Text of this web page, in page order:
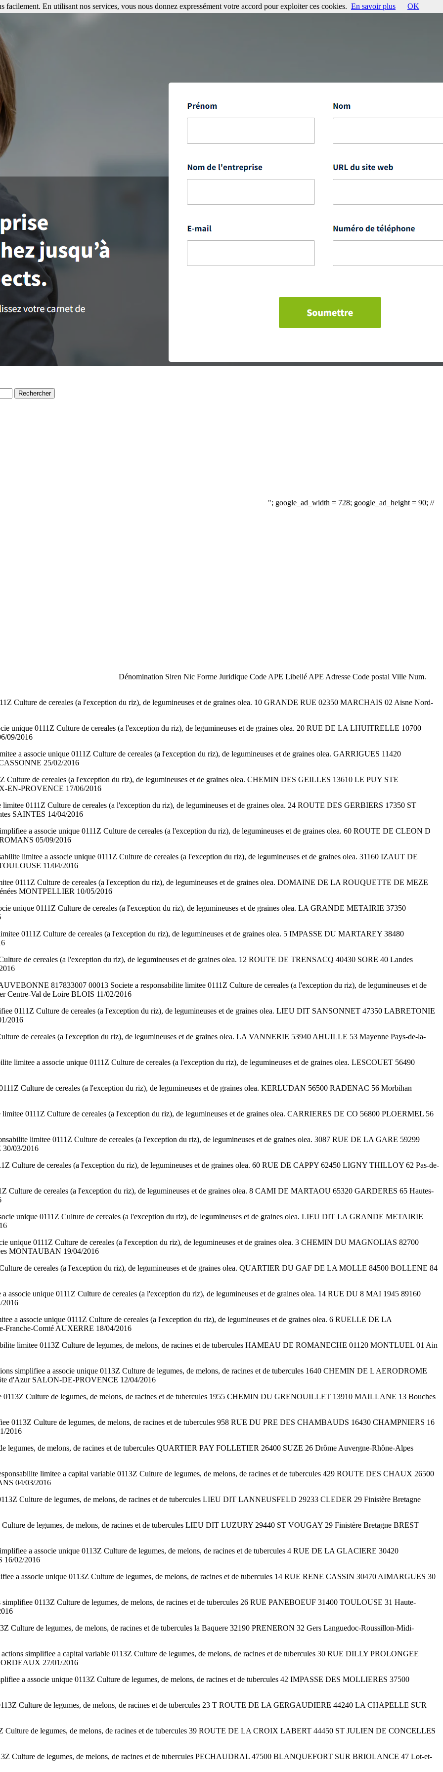
"; google_ad_width = 728; google_ad_height = 90; //
Dénomination Siren Nic Forme Juridique Code APE Libellé APE Adresse Code postal Ville Num.
Culture de cereales (a l'exception du riz), de legumineuses et de graines olea. 10 GRANDE RUE 02350 MARCHAIS 02 Aisne Nord-
unique 0111Z Culture de cereales (a l'exception du riz), de legumineuses et de graines olea. 20 RUE DE LA LHUITRELLE 10700
09/2016
a associe unique 0111Z Culture de cereales (a l'exception du riz), de legumineuses et de graines olea. GARRIGUES 11420
25/02/2016
de cereales (a l'exception du riz), de legumineuses et de graines olea. CHEMIN DES GEILLES 13610 LE PUY STE
EN-PROVENCE 17/06/2016
0111Z Culture de cereales (a l'exception du riz), de legumineuses et de graines olea. 24 ROUTE DES GERBIERS 17350 ST
SAINTES 14/04/2016
a associe unique 0111Z Culture de cereales (a l'exception du riz), de legumineuses et de graines olea. 60 ROUTE DE CLEON D
05/09/2016
limitee a associe unique 0111Z Culture de cereales (a l'exception du riz), de legumineuses et de graines olea. 31160 IZAUT DE
11/04/2016
0111Z Culture de cereales (a l'exception du riz), de legumineuses et de graines olea. DOMAINE DE LA ROUQUETTE DE MEZE
MONTPELLIER 10/05/2016
unique 0111Z Culture de cereales (a l'exception du riz), de legumineuses et de graines olea. LA GRANDE METAIRIE 37350
0111Z Culture de cereales (a l'exception du riz), de legumineuses et de graines olea. 5 IMPASSE DU MARTAREY 38480
de cereales (a l'exception du riz), de legumineuses et de graines olea. 12 ROUTE DE TRENSACQ 40430 SORE 40 Landes
817833007 00013 Societe a responsabilite limitee 0111Z Culture de cereales (a l'exception du riz), de legumineuses et de
Centre-Val de Loire BLOIS 11/02/2016
0111Z Culture de cereales (a l'exception du riz), de legumineuses et de graines olea. LIEU DIT SANSONNET 47350 LABRETONIE
2016
de cereales (a l'exception du riz), de legumineuses et de graines olea. LA VANNERIE 53940 AHUILLE 53 Mayenne Pays-de-la-
limitee a associe unique 0111Z Culture de cereales (a l'exception du riz), de legumineuses et de graines olea. LESCOUET 56490
Culture de cereales (a l'exception du riz), de legumineuses et de graines olea. KERLUDAN 56500 RADENAC 56 Morbihan
0111Z Culture de cereales (a l'exception du riz), de legumineuses et de graines olea. CARRIERES DE CO 56800 PLOERMEL 56
limitee 0111Z Culture de cereales (a l'exception du riz), de legumineuses et de graines olea. 3087 RUE DE LA GARE 59299
03/2016
Culture de cereales (a l'exception du riz), de legumineuses et de graines olea. 60 RUE DE CAPPY 62450 LIGNY THILLOY 62 Pas-de-
Culture de cereales (a l'exception du riz), de legumineuses et de graines olea. 8 CAMI DE MARTAOU 65320 GARDERES 65 Hautes-
unique 0111Z Culture de cereales (a l'exception du riz), de legumineuses et de graines olea. LIEU DIT LA GRANDE METAIRIE
unique 0111Z Culture de cereales (a l'exception du riz), de legumineuses et de graines olea. 3 CHEMIN DU MAGNOLIAS 82700
MONTAUBAN 19/04/2016
de cereales (a l'exception du riz), de legumineuses et de graines olea. QUARTIER DU GAF DE LA MOLLE 84500 BOLLENE 84
unique 0111Z Culture de cereales (a l'exception du riz), de legumineuses et de graines olea. 14 RUE DU 8 MAI 1945 89160
2016
a associe unique 0111Z Culture de cereales (a l'exception du riz), de legumineuses et de graines olea. 6 RUELLE DE LA
Comté AUXERRE 18/04/2016
limitee 0113Z Culture de legumes, de melons, de racines et de tubercules HAMEAU DE ROMANECHE 01120 MONTLUEL 01 Ain
simplifiee a associe unique 0113Z Culture de legumes, de melons, de racines et de tubercules 1640 CHEMIN DE L AERODROME
d'Azur SALON-DE-PROVENCE 12/04/2016
Culture de legumes, de melons, de racines et de tubercules 1955 CHEMIN DU GRENOUILLET 13910 MAILLANE 13 Bouches
0113Z Culture de legumes, de melons, de racines et de tubercules 958 RUE DU PRE DES CHAMBAUDS 16430 CHAMPNIERS 16
2016
legumes, de melons, de racines et de tubercules QUARTIER PAY FOLLETIER 26400 SUZE 26 Drôme Auvergne-Rhône-Alpes
limitee a capital variable 0113Z Culture de legumes, de melons, de racines et de tubercules 429 ROUTE DES CHAUX 26500
04/03/2016
Culture de legumes, de melons, de racines et de tubercules LIEU DIT LANNEUSFELD 29233 CLEDER 29 Finistère Bretagne
de legumes, de melons, de racines et de tubercules LIEU DIT LUZURY 29440 ST VOUGAY 29 Finistère Bretagne BREST
a associe unique 0113Z Culture de legumes, de melons, de racines et de tubercules 4 RUE DE LA GLACIERE 30420
16/02/2016
a associe unique 0113Z Culture de legumes, de melons, de racines et de tubercules 14 RUE RENE CASSIN 30470 AIMARGUES 30
0113Z Culture de legumes, de melons, de racines et de tubercules 26 RUE PANEBOEUF 31400 TOULOUSE 31 Haute-
Culture de legumes, de melons, de racines et de tubercules la Baquere 32190 PRENERON 32 Gers Languedoc-Roussillon-Midi-
simplifiee a capital variable 0113Z Culture de legumes, de melons, de racines et de tubercules 30 RUE DILLY PROLONGEE
27/01/2016
a associe unique 0113Z Culture de legumes, de melons, de racines et de tubercules 42 IMPASSE DES MOLLIERES 37500
Culture de legumes, de melons, de racines et de tubercules 23 T ROUTE DE LA GERGAUDIERE 44240 LA CHAPELLE SUR
Culture de legumes, de melons, de racines et de tubercules 39 ROUTE DE LA CROIX LABERT 44450 ST JULIEN DE CONCELLES
Culture de legumes, de melons, de racines et de tubercules PECHAUDRAL 47500 BLANQUEFORT SUR BRIOLANCE 47 Lot-et-
facilement. En utilisant nos services, vous nous donnez expressément votre accord pour exploiter ces cookies. En savoir plus OK